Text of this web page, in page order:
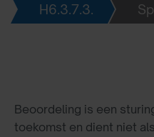
H6.3.7.3.
Beoordeling is een
toekomst en dient niet